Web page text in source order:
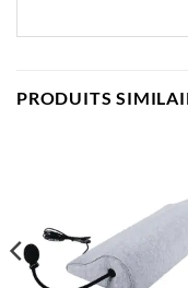
PRODUITS